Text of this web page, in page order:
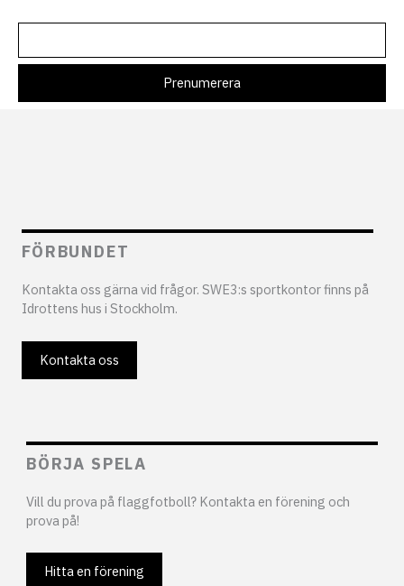
FÖRBUNDET
Kontakta oss gärna vid frågor. SWE3:s sportkontor finns på
Idrottens hus i Stockholm.
Kontakta oss
BÖRJA SPELA
Vill du prova på flaggfotboll? Kontakta en förening och
prova på!
Hitta en förening